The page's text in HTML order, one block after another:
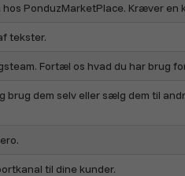
PonduzMarketPlace. Kræver en
tekster.
Fortæl os hvad du har brug
brug dem selv eller sælg dem til
til dine kunder.